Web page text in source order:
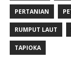
PERTANIAN
RUMPUT LAUT
TAPIOKA